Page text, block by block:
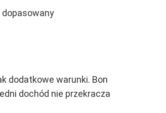
dodatkowe warunki. Bon
dochód nie przekracza